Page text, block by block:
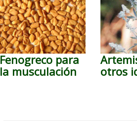
Fenogreco para
la musculación
otros